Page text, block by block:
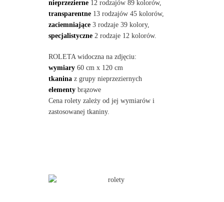
nieprzezierne12 rodzajów 89 kolorów,
transparentne13 rodzajów 45 kolorów,
zaciemniające3 rodzaje 39 kolory,
specjalistyczne2 rodzaje 12 kolorów.
ROLETA widoczna na zdjęciu:
wymiary60 cm x 120 cm
tkaninaz grupy nieprzeziernych
elementybrązowe
Cena rolety zależy od jej wymiarów i
zastosowanej tkaniny.